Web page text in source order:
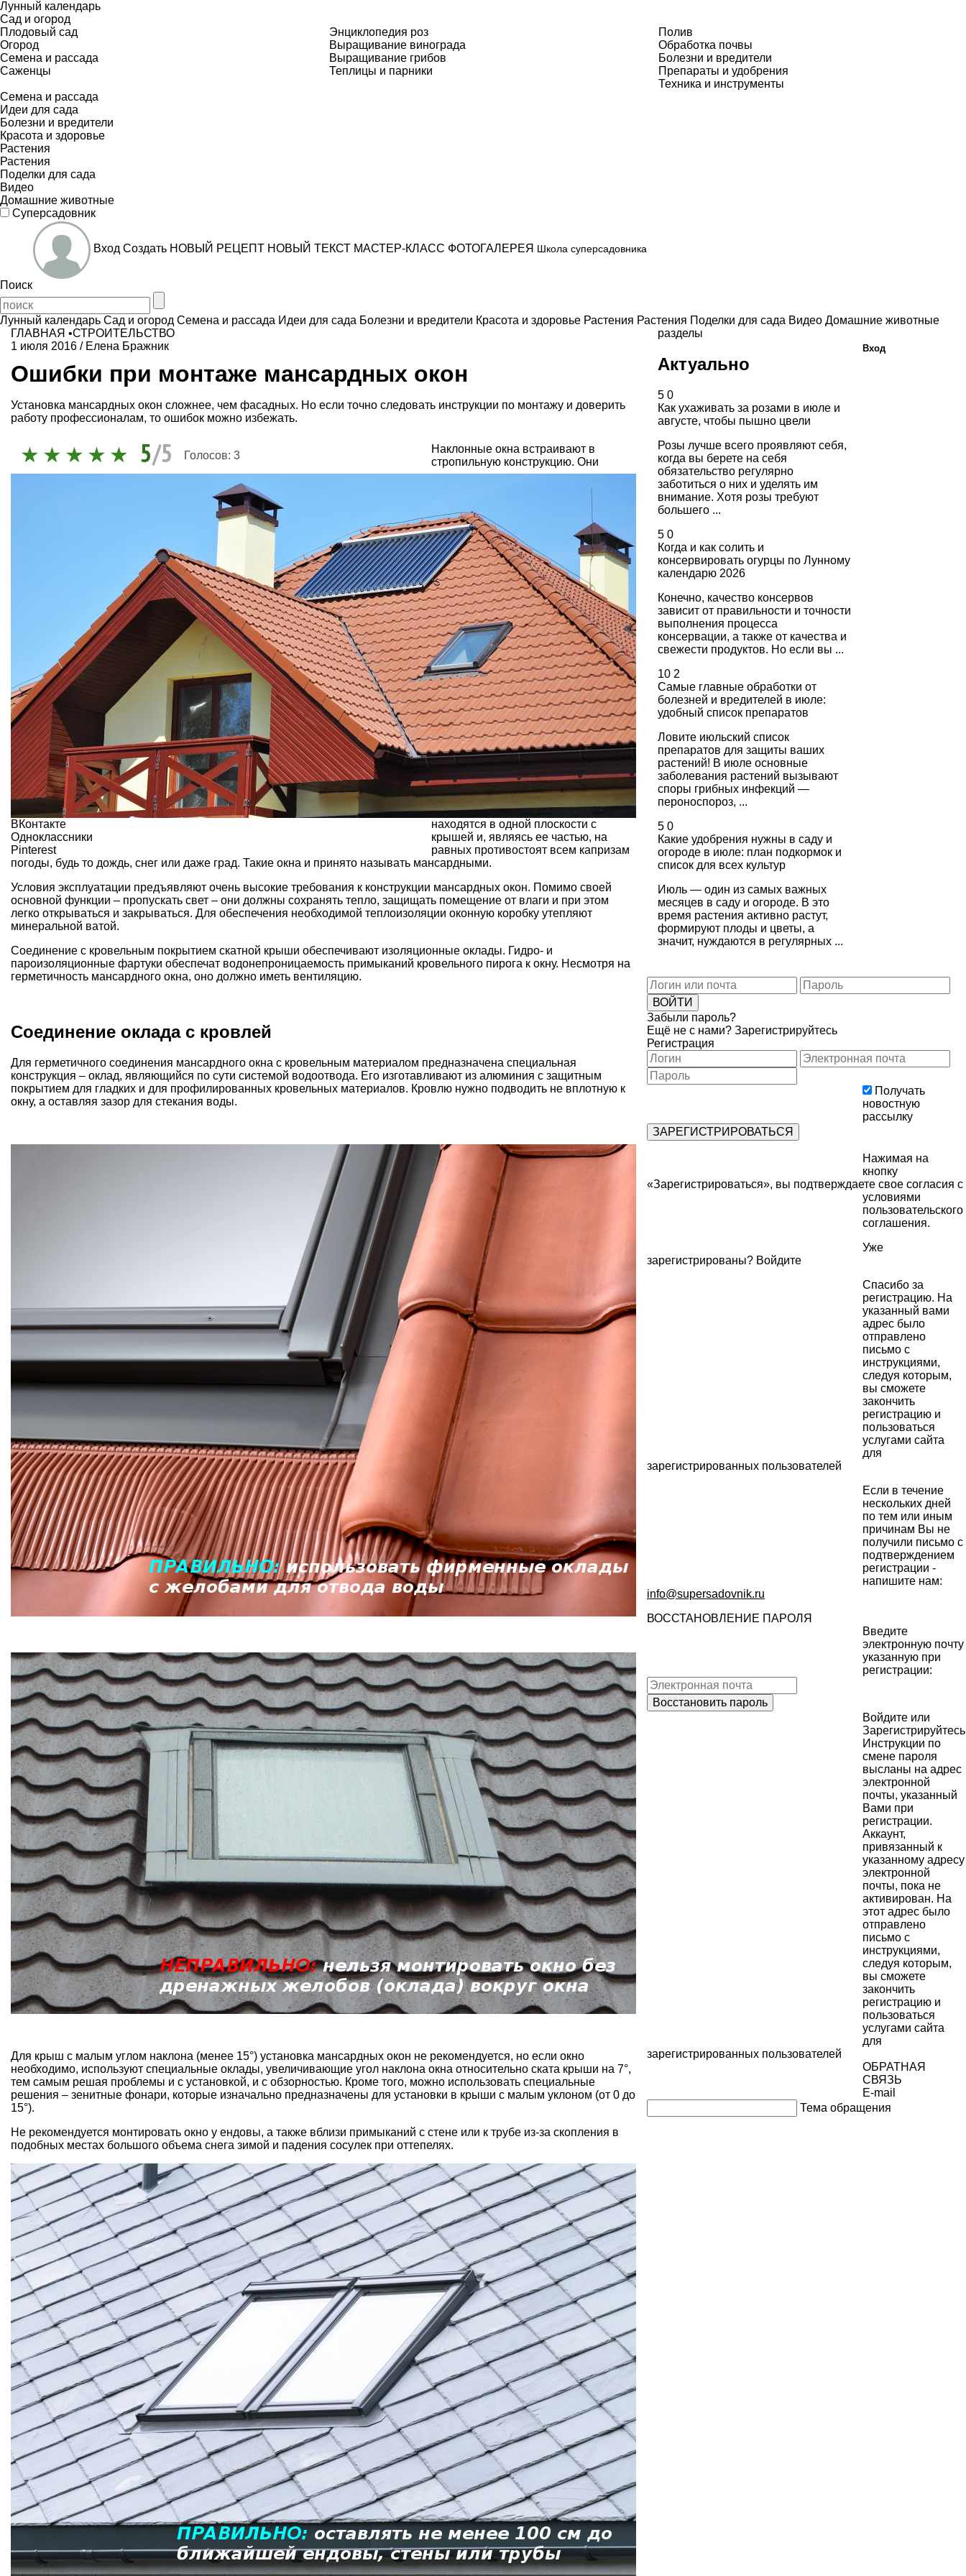
Лунный календарь
Сад и огород
Плодовый сад
Огород
Семена и рассада
Саженцы
Энциклопедия роз
Выращивание винограда
Выращивание грибов
Теплицы и парники
Полив
Обработка почвы
Болезни и вредители
Препараты и удобрения
Техника и инструменты
Семена и рассада
Идеи для сада
Болезни и вредители
Красота и здоровье
Растения
Растения
Поделки для сада
Видео
Домашние животные
Суперсадовник
Вход Создать НОВЫЙ РЕЦЕПТ НОВЫЙ ТЕКСТ МАСТЕР-КЛАСС ФОТОГАЛЕРЕЯ Школа суперсадовника
Поиск
Лунный календарь Сад и огород Семена и рассада Идеи для сада Болезни и вредители Красота и здоровье Растения Растения Поделки для сада Видео Домашние животные
ГЛАВНАЯ •СТРОИТЕЛЬСТВО
1 июля 2016 / Елена Бражник
Ошибки при монтаже мансардных окон
Установка мансардных окон сложнее, чем фасадных. Но если точно следовать инструкции по монтажу и доверить
работу профессионалам, то ошибок можно избежать.
5/5 Голосов: 3
ВКонтакте
Одноклассники
Pinterest
Наклонные окна встраивают в
стропильную конструкцию. Они
находятся в одной плоскости с
крышей и, являясь ее частью, на
равных противостоят всем капризам
погоды, будь то дождь, снег или даже град. Такие окна и принято называть мансардными.
Условия эксплуатации предъявляют очень высокие требования к конструкции мансардных окон. Помимо своей
основной функции – пропускать свет – они должны сохранять тепло, защищать помещение от влаги и при этом
легко открываться и закрываться. Для обеспечения необходимой теплоизоляции оконную коробку утепляют
минеральной ватой.
Соединение с кровельным покрытием скатной крыши обеспечивают изоляционные оклады. Гидро- и
пароизоляционные фартуки обеспечат водонепроницаемость примыканий кровельного пирога к окну. Несмотря на
герметичность мансардного окна, оно должно иметь вентиляцию.
Соединение оклада с кровлей
Для герметичного соединения мансардного окна с кровельным материалом предназначена специальная
конструкция – оклад, являющийся по сути системой водоотвода. Его изготавливают из алюминия с защитным
покрытием для гладких и для профилированных кровельных материалов. Кровлю нужно подводить не вплотную к
окну, а оставляя зазор для стекания воды.
Для крыш с малым углом наклона (менее 15°) установка мансардных окон не рекомендуется, но если окно
необходимо, используют специальные оклады, увеличивающие угол наклона окна относительно ската крыши на 7°,
тем самым решая проблемы и с установкой, и с обзорностью. Кроме того, можно использовать специальные
решения – зенитные фонари, которые изначально предназначены для установки в крыши с малым уклоном (от 0 до
15°).
Не рекомендуется монтировать окно у ендовы, а также вблизи примыканий с стене или к трубе из-за скопления в
подобных местах большого объема снега зимой и падения сосулек при оттепелях.
разделы
Актуально
5 0
Как ухаживать за розами в июле и
августе, чтобы пышно цвели
Розы лучше всего проявляют себя,
когда вы берете на себя
обязательство регулярно
заботиться о них и уделять им
внимание. Хотя розы требуют
большего ...
5 0
Когда и как солить и
консервировать огурцы по Лунному
календарю 2026
Конечно, качество консервов
зависит от правильности и точности
выполнения процесса
консервации, а также от качества и
свежести продуктов. Но если вы ...
10 2
Самые главные обработки от
болезней и вредителей в июле:
удобный список препаратов
Ловите июльский список
препаратов для защиты ваших
растений! В июле основные
заболевания растений вызывают
споры грибных инфекций —
пероноспороз, ...
5 0
Какие удобрения нужны в саду и
огороде в июле: план подкормок и
список для всех культур
Июль — один из самых важных
месяцев в саду и огороде. В это
время растения активно растут,
формируют плоды и цветы, а
значит, нуждаются в регулярных ...
Вход
Забыли пароль?
Ещё не с нами? Зарегистрируйтесь
Регистрация
Получать
новостную
рассылку
Нажимая на
кнопку
«Зарегистрироваться», вы подтверждаете свое согласия с
условиями
пользовательского
соглашения.
Уже
зарегистрированы? Войдите
Спасибо за
регистрацию. На
указанный вами
адрес было
отправлено
письмо с
инструкциями,
следуя которым,
вы сможете
закончить
регистрацию и
пользоваться
услугами сайта
для
зарегистрированных пользователей
Если в течение
нескольких дней
по тем или иным
причинам Вы не
получили письмо с
подтверждением
регистрации -
напишите нам:
info@supersadovnik.ru
ВОССТАНОВЛЕНИЕ ПАРОЛЯ
Введите
электронную почту
указанную при
регистрации:
Войдите или
Зарегистрируйтесь
Инструкции по
смене пароля
высланы на адрес
электронной
почты, указанный
Вами при
регистрации.
Аккаунт,
привязанный к
указанному адресу
электронной
почты, пока не
активирован. На
этот адрес было
отправлено
письмо с
инструкциями,
следуя которым,
вы сможете
закончить
регистрацию и
пользоваться
услугами сайта
для
зарегистрированных пользователей
ОБРАТНАЯ
СВЯЗЬ
E-mail
Тема обращения